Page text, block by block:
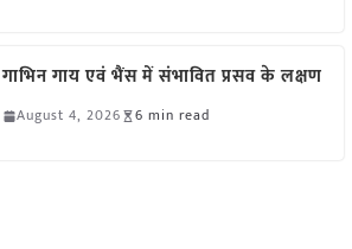
गाभिन गाय एवं भैंस में संभावित प्रसव के लक्षण
August 4, 2026 6 min read